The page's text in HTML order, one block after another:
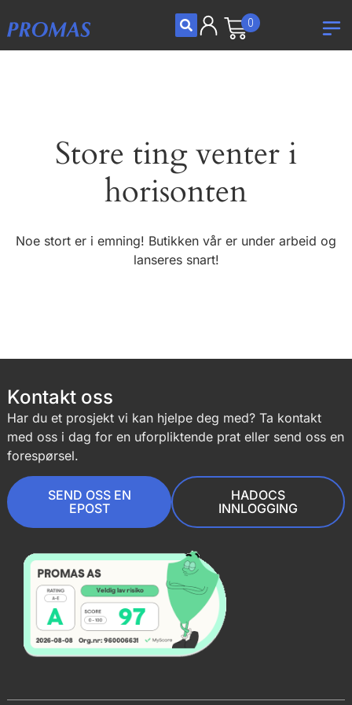
0
Store ting venter i
horisonten
Noe stort er i emning! Butikken vår er under arbeid og
lanseres snart!
Kontakt oss
Har du et prosjekt vi kan hjelpe deg med? Ta kontakt
med oss i dag for en uforpliktende prat eller send oss en
forespørsel.
SEND OSS EN
EPOST
HADOCS
INNLOGGING